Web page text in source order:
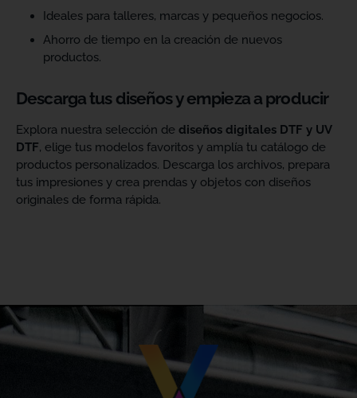
Ideales para talleres, marcas y pequeños negocios.
Ahorro de tiempo en la creación de nuevos
productos.
Descarga tus diseños y empieza a producir
Explora nuestra selección de diseños digitales DTF y UV
DTF, elige tus modelos favoritos y amplía tu catálogo de
productos personalizados. Descarga los archivos, prepara
tus impresiones y crea prendas y objetos con diseños
originales de forma rápida.